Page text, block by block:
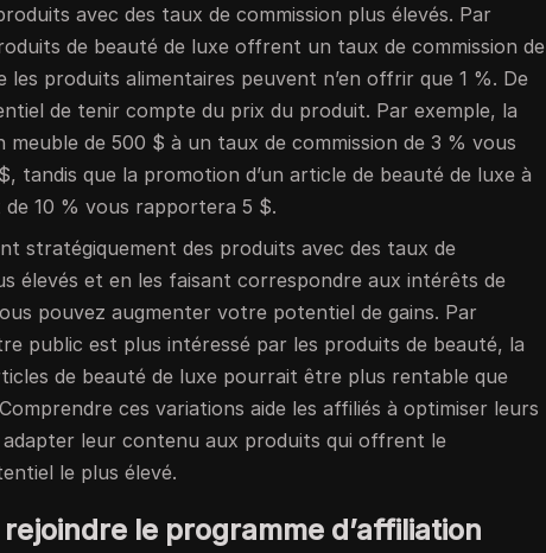
avec des taux de commission plus élevés. Par
de beauté de luxe offrent un taux de commission de
les produits alimentaires peuvent n’en offrir que 1 %. De
de tenir compte du prix du produit. Par exemple, la
meuble de 500 $ à un taux de commission de 3 % vous
tandis que la promotion d’un article de beauté de luxe à
10 % vous rapportera 5 $.
stratégiquement des produits avec des taux de
élevés et en les faisant correspondre aux intérêts de
pouvez augmenter votre potentiel de gains. Par
public est plus intéressé par les produits de beauté, la
de beauté de luxe pourrait être plus rentable que
ces variations aide les affiliés à optimiser leurs
leur contenu aux produits qui offrent le
le plus élevé.
le programme d’affiliation